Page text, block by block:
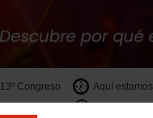
13º Congreso
Aquí estamos